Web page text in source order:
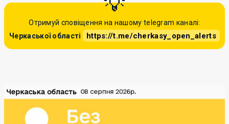
Отримуй сповіщення на нашому telegram каналі:
Черкаської області
https://t.me/cherkasy_open_alerts